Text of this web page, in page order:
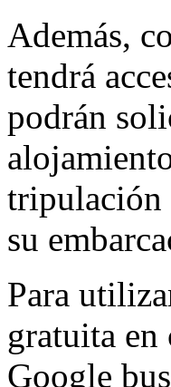
Además,
tendrá
podrán
tripulación
su
Para
gratuita en
Google